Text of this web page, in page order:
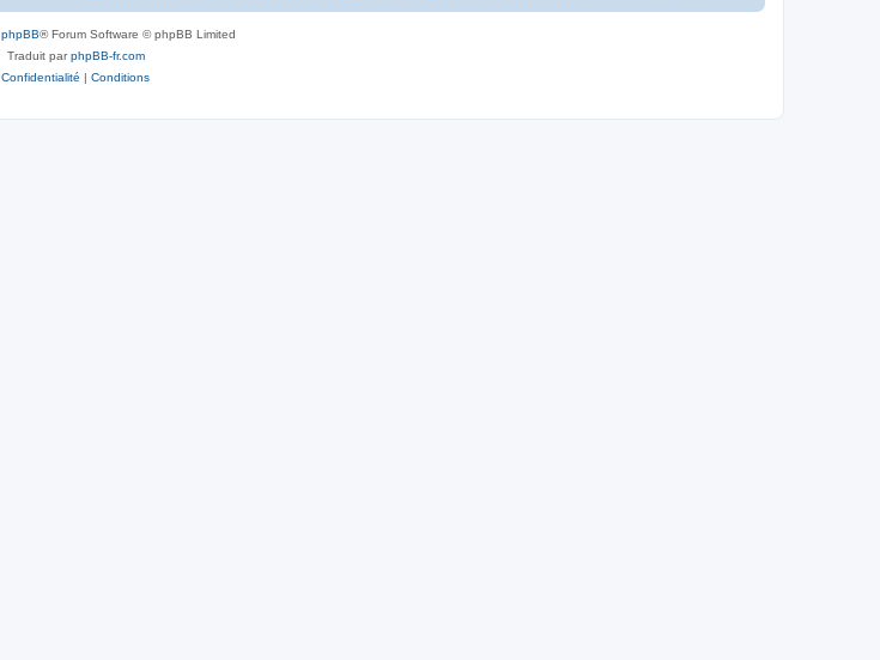
phpBB® Forum Software © phpBB Limited
Traduit parphpBB-fr.com
Confidentialité | Conditions